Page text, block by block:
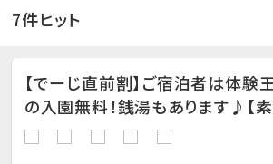
7件ヒット
【でーじ直前割】ご宿泊者は体験
の入園無料！銭湯もあります♪【素